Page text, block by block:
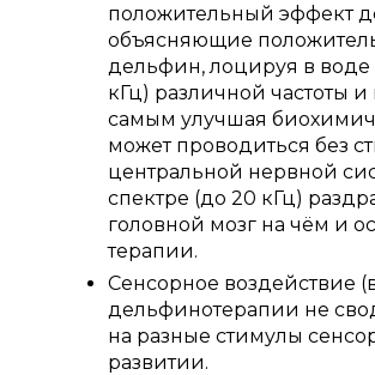
положительный эффект
объясняющие
дельфин, лоцируя в воде
кГц) различной частоты
самым улучшая
может проводиться без
центральной нервной
спектре (до 20 кГц)
головной мозг на чём и
терапии.
Сенсорное воздействие
дельфинотерапии не
на разные стимулы
развитии.